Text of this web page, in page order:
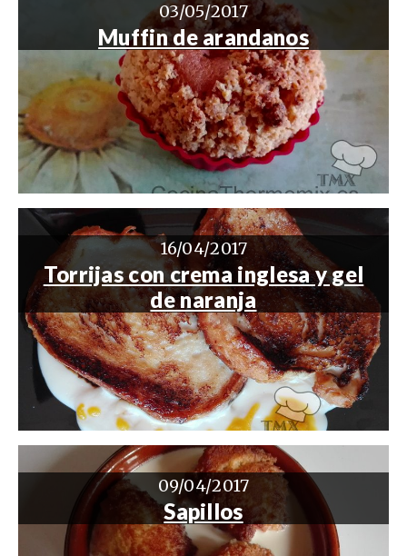
03/05/2017
Muffin de arandanos
16/04/2017
Torrijas con crema inglesa y gel
de naranja
09/04/2017
Sapillos